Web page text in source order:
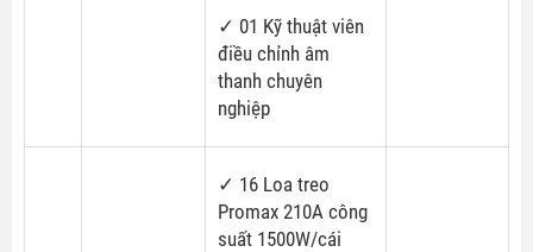
✓ 01 Kỹ thuật viên
điều chỉnh âm
thanh chuyên
nghiệp
✓ 16 Loa treo
Promax 210A công
suất 1500W/cái